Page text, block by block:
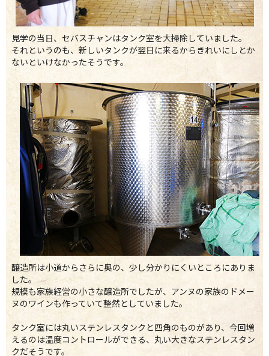
見学の当日、セバスチャンはタンク室を大掃除していました。
それというのも、新しいタンクが翌日に来るからきれいにしとか
ないといけなかったそうです。
醸造所は小道からさらに奥の、少し分かりにくいところにありま
した。
規模も家族経営の小さな醸造所でしたが、アンヌの家族のドメー
ヌのワインも作っていて整然としていました。
タンク室には丸いステンレスタンクと四角のものがあり、今回増
えるのは温度コントロールができる、丸い大きなステンレスタン
クだそうです。